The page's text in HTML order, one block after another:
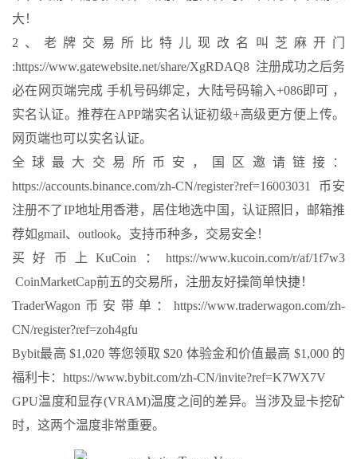
大！
2、老牌交易所比特儿现改名叫芝麻开门
:https://www.gatewebsite.net/share/XgRDAQ8 注册成功之后务
必在网页端完成 手机号码绑定，大陆号码输入+086即可 ，
实名认证。推荐在APP端实名认证初级+高级更方便上传。
网页端也可以实名认证。
全球最大交易所币安，国区邀请链接：
https://accounts.binance.com/zh-CN/register?ref=16003031 币安
注册不了IP地址用香港，居住地选中国，认证照旧，邮箱推
荐如gmail、outlook。支持币种多，交易安全！
买好币上KuCoin：https://www.kucoin.com/r/af/1f7w3
CoinMarketCap前五的交易所，注册友好操简单快捷！
TraderWagon币安带单：https://www.traderwagon.com/zh-
CN/register?ref=zoh4gfu
Bybit最高 $1,020 等您领取 $20 体验金和价值最高 $1,000 的
福利卡：https://www.bybit.com/zh-CN/invite?ref=K7WX7V
GPU温度和显存(VRAM)温度之间的差异。当涉及显卡挖矿
时，这两个温度非常重要。